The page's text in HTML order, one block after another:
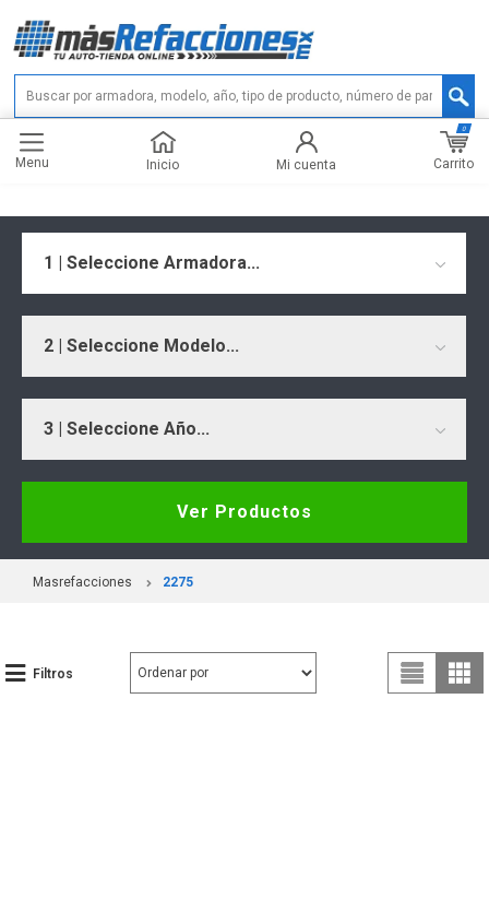
Menu Inicio Mi cuenta Carrito
0
1 | Seleccione Armadora...
2 | Seleccione Modelo...
3 | Seleccione Año...
Ver Productos
Masrefacciones 2275
Filtros